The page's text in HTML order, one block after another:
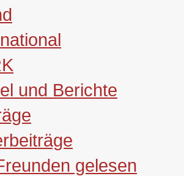
und Berichte
gelesen